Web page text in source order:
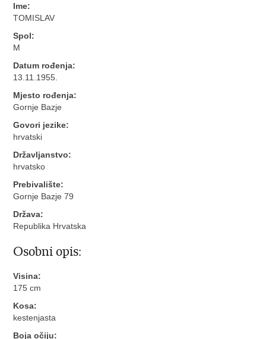
Ime:
TOMISLAV
Spol:
M
Datum rođenja:
13.11.1955.
Mjesto rođenja:
Gornje Bazje
Govori jezike:
hrvatski
Državljanstvo:
hrvatsko
Prebivalište:
Gornje Bazje 79
Država:
Republika Hrvatska
Osobni opis:
Visina:
175 cm
Kosa:
kestenjasta
Boja očiju: